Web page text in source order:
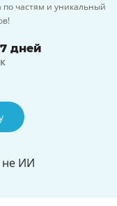
по частям и уникальный
дней
не ИИ